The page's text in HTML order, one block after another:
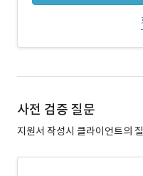
사전 검증 질문
지원서 작성시 클라이언트의